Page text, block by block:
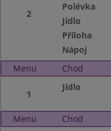
2
Polévka
Jídlo
Příloha
Nápoj
Menu
Chod
1
Jídlo
Menu Chod